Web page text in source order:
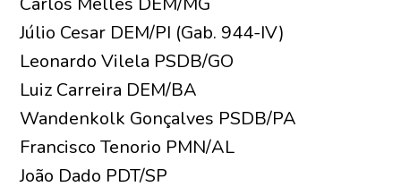
Júlio Cesar DEM/PI (Gab. 944-IV)
Leonardo Vilela PSDB/GO
Luiz Carreira DEM/BA
Wandenkolk Gonçalves PSDB/PA
Francisco Tenorio PMN/AL
João Dado PDT/SP